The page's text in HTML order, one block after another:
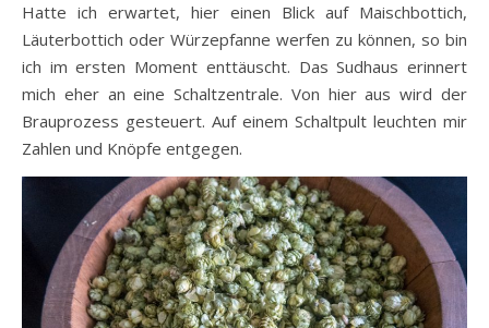
Hatte ich erwartet, hier einen Blick auf Maischbottich,
Läuterbottich oder Würzepfanne werfen zu können, so bin
ich im ersten Moment enttäuscht. Das Sudhaus erinnert
mich eher an eine Schaltzentrale. Von hier aus wird der
Brauprozess gesteuert. Auf einem Schaltpult leuchten mir
Zahlen und Knöpfe entgegen.